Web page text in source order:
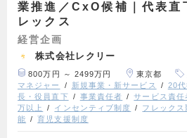
業推進／CxO候補｜代表直
レックス
経営企画
株式会社レクリー
800万円 ～ 2499万円 東京都
マネジャー
新規事業・新サービス 20代
長・役員直下
事業責任者 サービス責任
万以上
インセンティブ制度 フレックス
能
育児支援制度